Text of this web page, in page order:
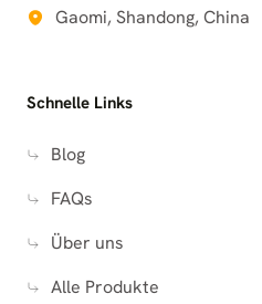
Gaomi, Shandong, China
Schnelle Links
Blog
FAQs
Über uns
Alle Produkte